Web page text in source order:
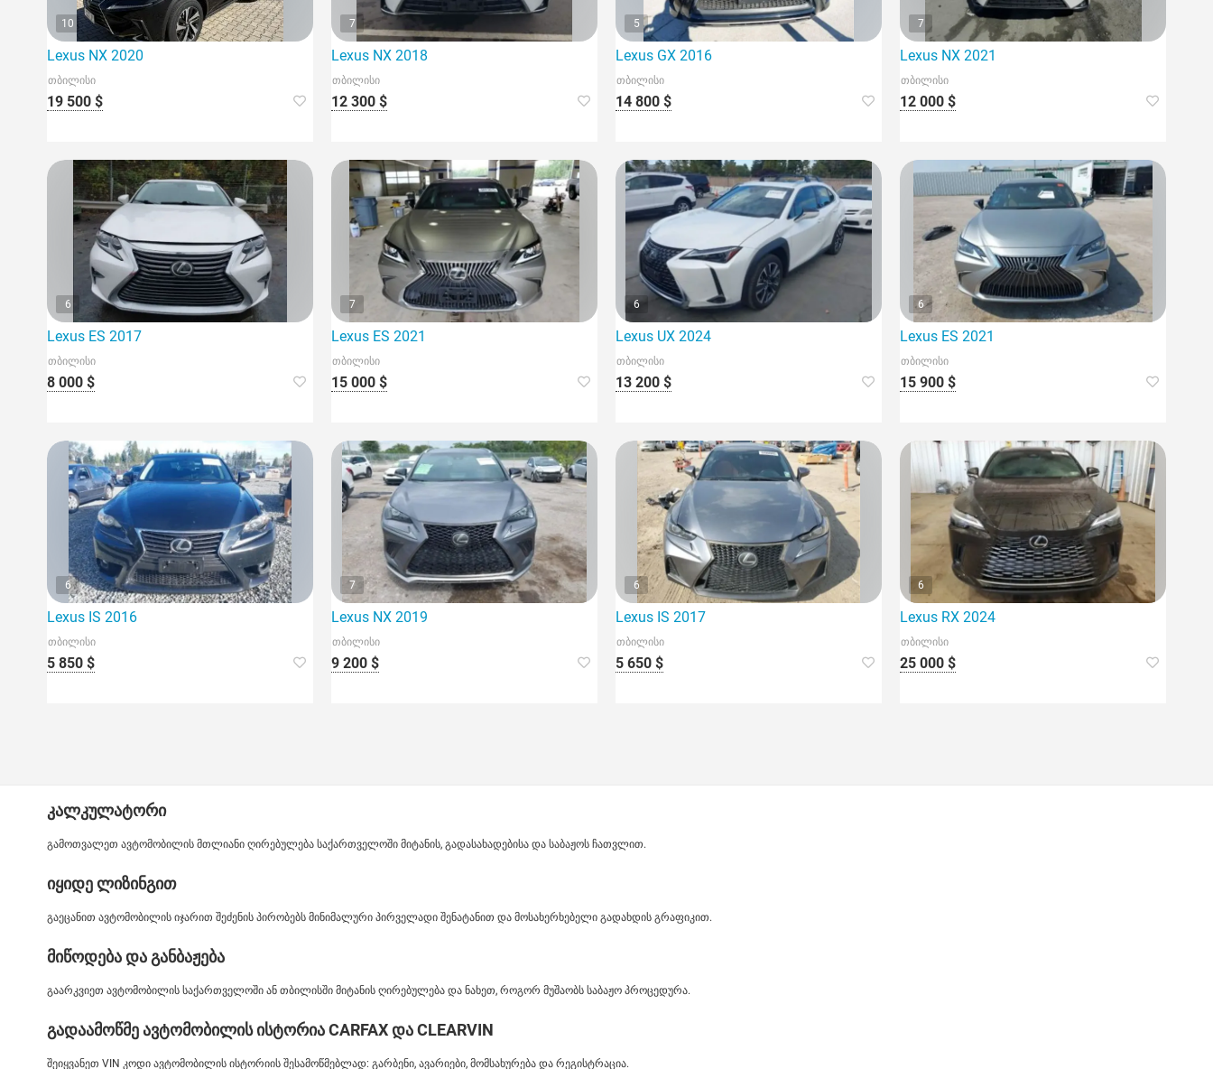
10
Lexus NX 2020
თბილისი
19 500 $
7
Lexus NX 2018
თბილისი
12 300 $
5
Lexus GX 2016
თბილისი
14 800 $
7
Lexus NX 2021
თბილისი
12 000 $
6
Lexus ES 2017
თბილისი
8 000 $
7
Lexus ES 2021
თბილისი
15 000 $
6
Lexus UX 2024
თბილისი
13 200 $
6
Lexus ES 2021
თბილისი
15 900 $
6
Lexus IS 2016
თბილისი
5 850 $
7
Lexus NX 2019
თბილისი
9 200 $
6
Lexus IS 2017
თბილისი
5 650 $
6
Lexus RX 2024
თბილისი
25 000 $
კალკულატორი
გამოთვალეთ ავტომობილის მთლიანი ღირებულება საქართველოში მიტანის, გადასახადებისა და საბაჟოს ჩათვლით.
იყიდე ლიზინგით
გაეცანით ავტომობილის იჯარით შეძენის პირობებს მინიმალური პირველადი შენატანით და მოსახერხებელი გადახდის გრაფიკით.
მიწოდება და განბაჟება
გაარკვიეთ ავტომობილის საქართველოში ან თბილისში მიტანის ღირებულება და ნახეთ, როგორ მუშაობს საბაჟო პროცედურა.
გადაამოწმე ავტომობილის ისტორია CARFAX და CLEARVIN
შეიყვანეთ VIN კოდი ავტომობილის ისტორიის შესამოწმებლად: გარბენი, ავარიები, მომსახურება და რეგისტრაცია.